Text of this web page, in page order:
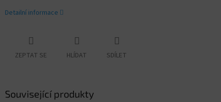
Detailní informace
ZEPTAT SE HLÍDAT SDÍLET
Související produkty